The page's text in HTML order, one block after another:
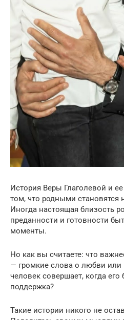
История Веры Глаголевой и
том, что родными становятся
Иногда настоящая близость
преданности и готовности
моменты.
Но как вы считаете: что
— громкие слова о любви или
человек совершает, когда
поддержка?
Такие истории никого не